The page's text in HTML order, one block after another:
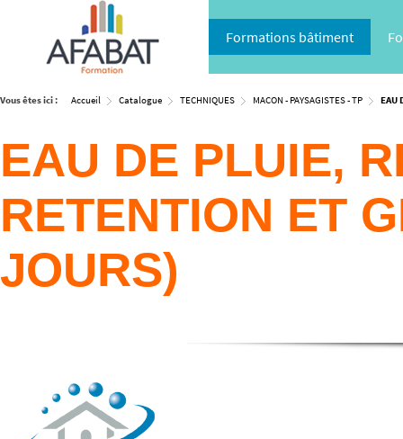
Formations bâtiment
Vous êtes ici : Accueil Catalogue TECHNIQUES MACON - PAYSAGISTES - TP EAU
EAU DE PLUIE,
RETENTION ET
JOURS)